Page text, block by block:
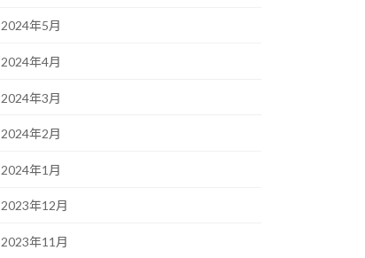
2024年5月
2024年4月
2024年3月
2024年2月
2024年1月
2023年12月
2023年11月